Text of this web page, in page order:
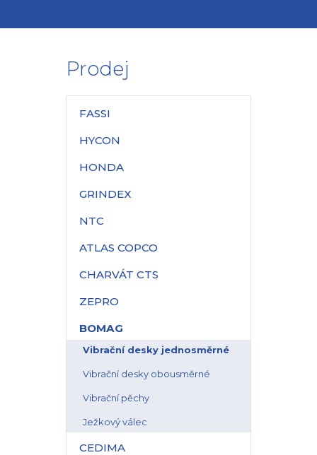
Prodej
FASSI
HYCON
HONDA
GRINDEX
NTC
ATLAS COPCO
CHARVÁT CTS
ZEPRO
BOMAG
Vibrační desky jednosměrné
Vibrační desky obousměrné
Vibrační pěchy
Ježkový válec
CEDIMA